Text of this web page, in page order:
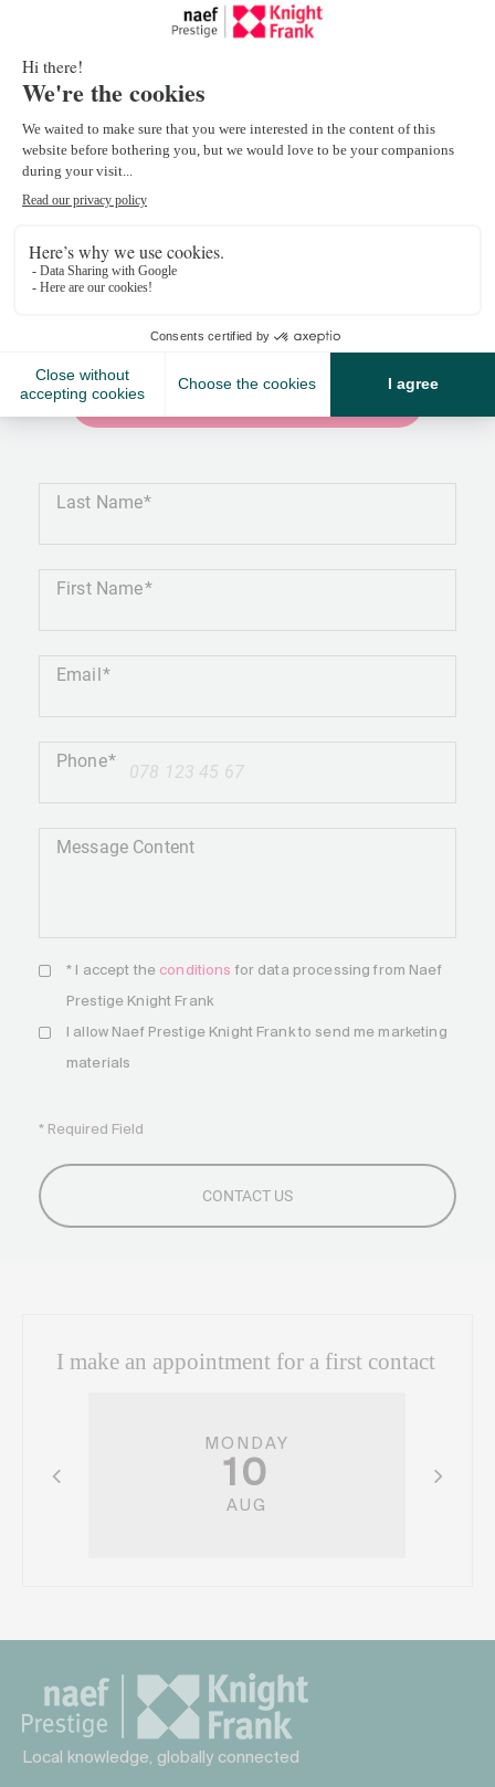
François Bory
francois.bory@naefprestige-
knightfrank.ch
Last Name
First Name
Email
+41
Phone
Message Content
* I accept the conditions for data processing from Naef
Prestige Knight Frank
I allow Naef Prestige Knight Frank to send me marketing
materials
* Required Field
I make an appointment for a first contact
MONDAY
10
AUG
Local knowledge, globally connected